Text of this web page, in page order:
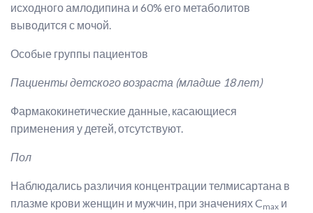
исходного амлодипина и 60% его метаболитов
выводится с мочой.
Особые группы пациентов
Пациенты детского возраста (младше 18 лет)
Фармакокинетические данные, касающиеся
применения у детей, отсутствуют.
Пол
Наблюдались различия концентрации телмисартана в
плазме крови женщин и мужчин, при значениях Cmax и